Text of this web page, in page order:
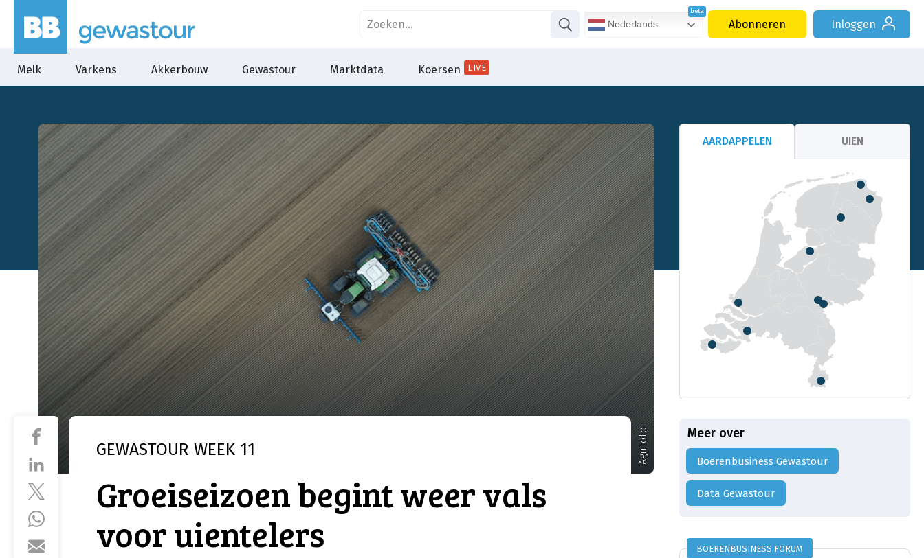
Nederlands Abonneren Inloggen
Melk Varkens Akkerbouw Gewastour Marktdata Koersen LIVE
Agrifoto
GEWASTOUR WEEK 11
Groeiseizoen begint weer vals
voor uientelers
AARDAPPELEN UIEN
Meer over
Boerenbusiness Gewastour
Data Gewastour
BOERENBUSINESS FORUM